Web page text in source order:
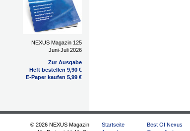
NEXUS Magazin 125
Juni-Juli 2026
Zur Ausgabe
Heft bestellen 9,90 €
E-Paper kaufen 5,99 €
© 2026 NEXUS Magazin
Startseite
Best Of Nexus